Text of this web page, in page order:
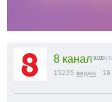
8 канал 9100 | 0
15225 видео 19